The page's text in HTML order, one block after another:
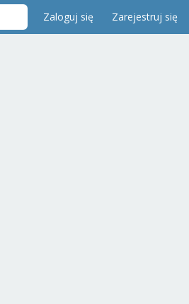
Zaloguj się Zarejestruj się